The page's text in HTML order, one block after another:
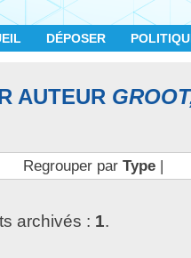
DÉPOSER
AUTEUR
Regrouper par Type|
archivés : 1.